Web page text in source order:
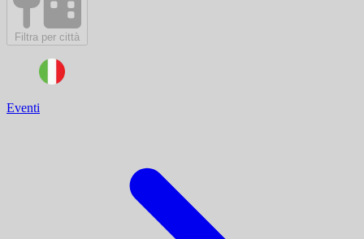
Filtra per città
Eventi